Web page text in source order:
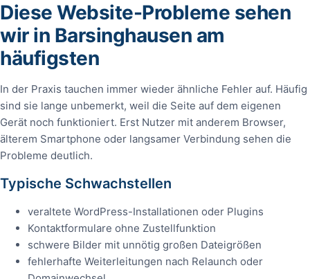
Diese Website-Probleme sehen
wir in Barsinghausen am
häufigsten
In der Praxis tauchen immer wieder ähnliche Fehler auf. Häufig
sind sie lange unbemerkt, weil die Seite auf dem eigenen
Gerät noch funktioniert. Erst Nutzer mit anderem Browser,
älterem Smartphone oder langsamer Verbindung sehen die
Probleme deutlich.
Typische Schwachstellen
veraltete WordPress-Installationen oder Plugins
Kontaktformulare ohne Zustellfunktion
schwere Bilder mit unnötig großen Dateigrößen
fehlerhafte Weiterleitungen nach Relaunch oder